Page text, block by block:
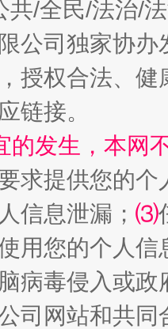
期 从幼
共/全民/法治/
公司独家协
授权合法、
链接。
的发生，本网
求提供您的个
信息泄漏； ⑶
用您的个人
病毒侵入或
司网站和共